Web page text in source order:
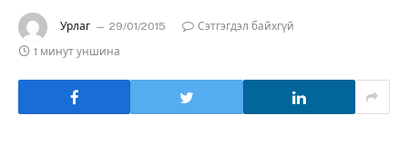
Урлаг 29/01/2015
Сэтгэгдэл байхгүй
1 минут уншина